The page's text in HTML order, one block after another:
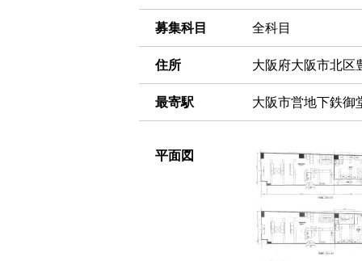
募集科目 全科目
住所 大阪府大阪市北区
最寄駅 大阪市営地下鉄御
平面図